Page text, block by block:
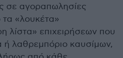
σε αγοραπωλησίες
«λουκέτα»
λίστα» επιχειρήσεων που
ή λαθρεμπόριο καυσίμων,